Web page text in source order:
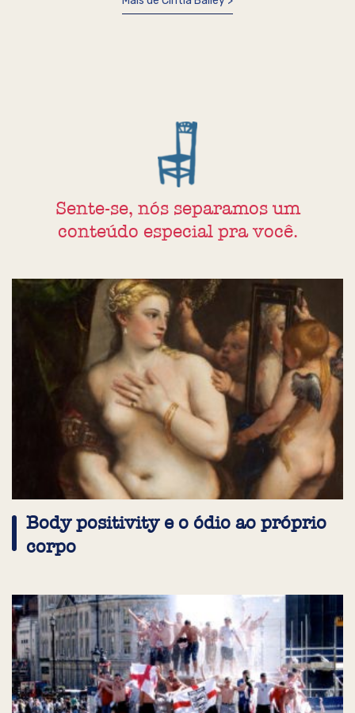
Sente-se, nós separamos um
conteúdo especial pra você.
Body positivity e o ódio ao próprio
corpo